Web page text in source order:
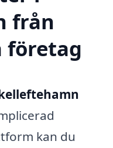
från
företag
kan du